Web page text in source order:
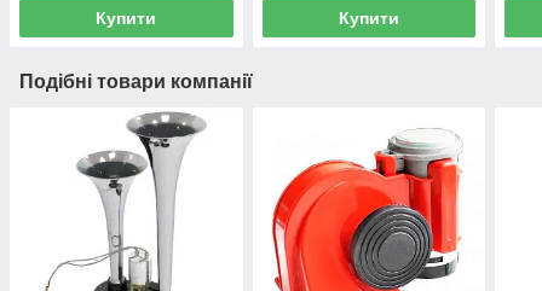
Купити Купити
Подібні товари компанії